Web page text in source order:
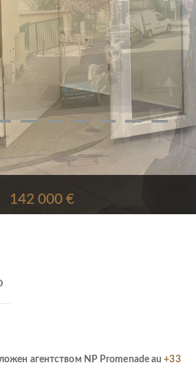
142 000 €
агентством NP Promenade au+33